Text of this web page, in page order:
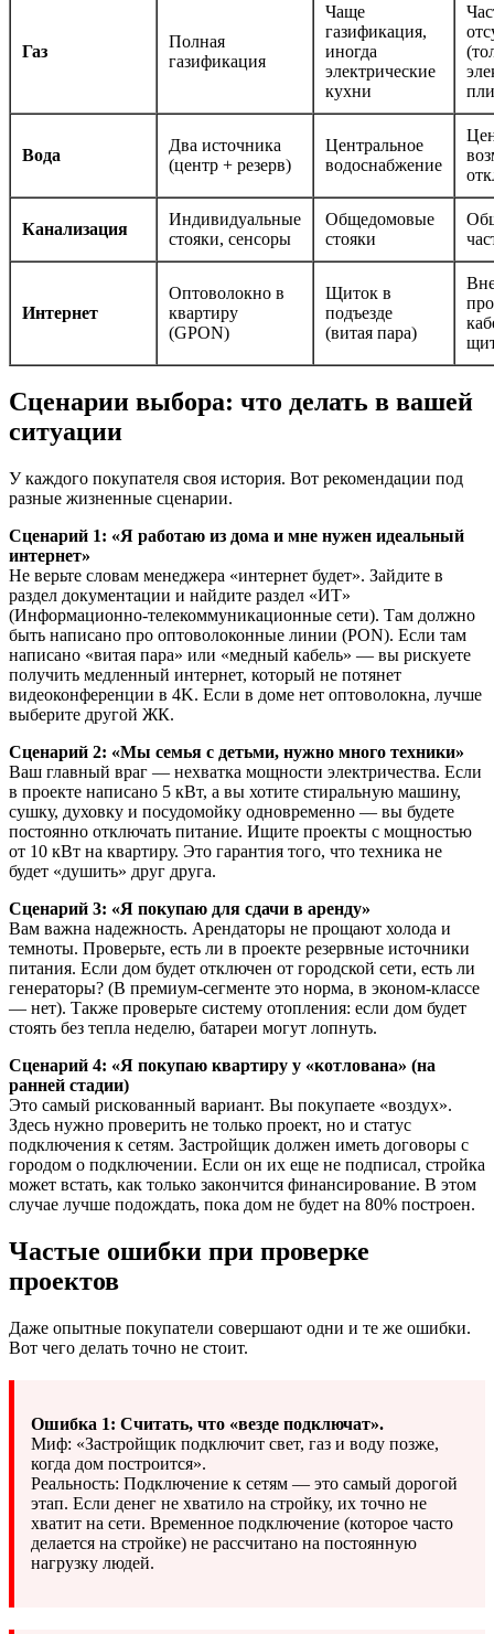
Газ
Полная
газификация
Чаще
газификация,
иногда
электрические
кухни
Вода
Два источника
(центр + резерв)
Центральное
водоснабжение
Канализация
Индивидуальные
стояки, сенсоры
Общедомовые
стояки
Интернет
Оптоволокно в
квартиру
(GPON)
Щиток в
подъезде
(витая пара)
Сценарии выбора: что делать в вашей
ситуации
У каждого покупателя своя история. Вот рекомендации под
разные жизненные сценарии.
Сценарий 1: «Я работаю из дома и мне нужен идеальный
интернет»
Не верьте словам менеджера «интернет будет». Зайдите в
раздел документации и найдите раздел «ИТ»
(Информационно-телекоммуникационные сети). Там должно
быть написано про оптоволоконные линии (PON). Если там
написано «витая пара» или «медный кабель» — вы рискуете
получить медленный интернет, который не потянет
видеоконференции в 4K. Если в доме нет оптоволокна, лучше
выберите другой ЖК.
Сценарий 2: «Мы семья с детьми, нужно много техники»
Ваш главный враг — нехватка мощности электричества. Если
в проекте написано 5 кВт, а вы хотите стиральную машину,
сушку, духовку и посудомойку одновременно — вы будете
постоянно отключать питание. Ищите проекты с мощностью
от 10 кВт на квартиру. Это гарантия того, что техника не
будет «душить» друг друга.
Сценарий 3: «Я покупаю для сдачи в аренду»
Вам важна надежность. Арендаторы не прощают холода и
темноты. Проверьте, есть ли в проекте резервные источники
питания. Если дом будет отключен от городской сети, есть ли
генераторы? (В премиум-сегменте это норма, в эконом-классе
— нет). Также проверьте систему отопления: если дом будет
стоять без тепла неделю, батареи могут лопнуть.
Сценарий 4: «Я покупаю квартиру у «котлована» (на
ранней стадии)
Это самый рискованный вариант. Вы покупаете «воздух».
Здесь нужно проверить не только проект, но и статус
подключения к сетям. Застройщик должен иметь договоры с
городом о подключении. Если он их еще не подписал, стройка
может встать, как только закончится финансирование. В этом
случае лучше подождать, пока дом не будет на 80% построен.
Частые ошибки при проверке
проектов
Даже опытные покупатели совершают одни и те же ошибки.
Вот чего делать точно не стоит.
Ошибка 1: Считать, что «везде подключат».
Миф: «Застройщик подключит свет, газ и воду позже,
когда дом построится».
Реальность: Подключение к сетям — это самый дорогой
этап. Если денег не хватило на стройку, их точно не
хватит на сети. Временное подключение (которое часто
делается на стройке) не рассчитано на постоянную
нагрузку людей.